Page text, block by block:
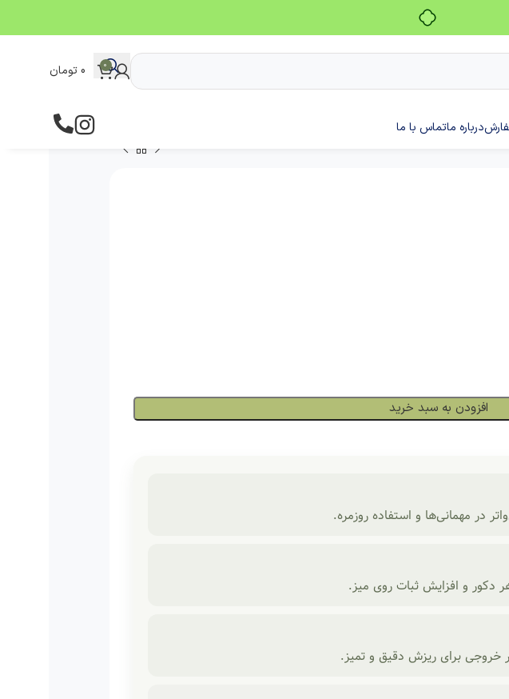
0
0 تومان
درباره ماتماس با ما
افزودن به سبد خرید
در مهمانی‌ها و استفاده روزمره.
دکور و افزایش ثبات روی میز.
خروجی برای ریزش دقیق و تمیز.